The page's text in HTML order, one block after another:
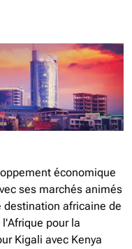
économique
ses marchés animés
destination africaine de
pour la
Kigali avec Kenya